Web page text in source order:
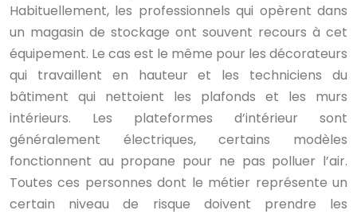
Habituellement, les professionnels qui opèrent dans
un magasin de stockage ont souvent recours à cet
équipement. Le cas est le même pour les décorateurs
qui travaillent en hauteur et les techniciens du
bâtiment qui nettoient les plafonds et les murs
intérieurs. Les plateformes d’intérieur sont
généralement électriques, certains modèles
fonctionnent au propane pour ne pas polluer l’air.
Toutes ces personnes dont le métier représente un
certain niveau de risque doivent prendre les